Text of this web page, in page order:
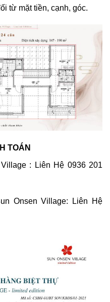
từ mặt tiền, cạnh, góc.
TOÁN
: Liên Hệ 0936 201
Onsen Village: Liên Hệ